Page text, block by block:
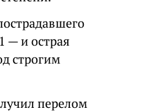
— и острая
строгим
перелом